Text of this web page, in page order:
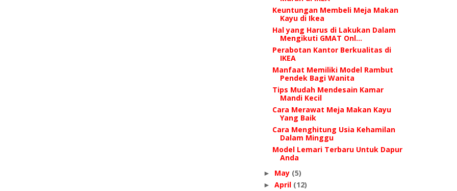
Keuntungan Membeli Meja Makan
Kayu di Ikea
Hal yang Harus di Lakukan Dalam
Mengikuti GMAT Onl...
Perabotan Kantor Berkualitas di
IKEA
Manfaat Memiliki Model Rambut
Pendek Bagi Wanita
Tips Mudah Mendesain Kamar
Mandi Kecil
Cara Merawat Meja Makan Kayu
Yang Baik
Cara Menghitung Usia Kehamilan
Dalam Minggu
Model Lemari Terbaru Untuk Dapur
Anda
► May (5)
► April (12)